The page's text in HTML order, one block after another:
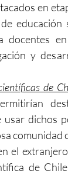
en
docentes
y
de
dichos
comunidad
el
de